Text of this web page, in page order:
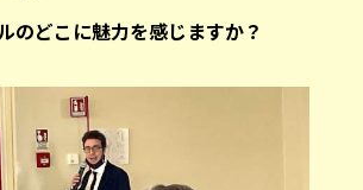
ルのどこに魅力を感じますか？